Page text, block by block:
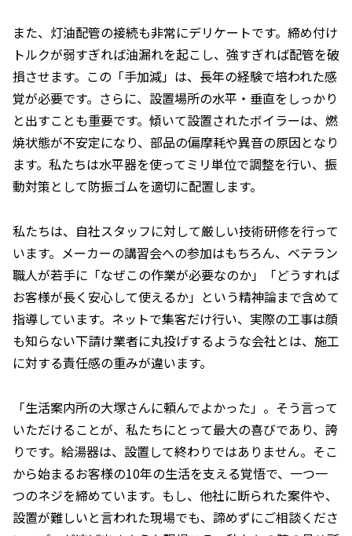
また、灯油配管の接続も非常にデリケートです。締め付け
トルクが弱すぎれば油漏れを起こし、強すぎれば配管を破
損させます。この「手加減」は、長年の経験で培われた感
覚が必要です。さらに、設置場所の水平・垂直をしっかり
と出すことも重要です。傾いて設置されたボイラーは、燃
焼状態が不安定になり、部品の偏摩耗や異音の原因となり
ます。私たちは水平器を使ってミリ単位で調整を行い、振
動対策として防振ゴムを適切に配置します。
私たちは、自社スタッフに対して厳しい技術研修を行って
います。メーカーの講習会への参加はもちろん、ベテラン
職人が若手に「なぜこの作業が必要なのか」「どうすれば
お客様が長く安心して使えるか」という精神論まで含めて
指導しています。ネットで集客だけ行い、実際の工事は顔
も知らない下請け業者に丸投げするような会社とは、施工
に対する責任感の重みが違います。
「生活案内所の大塚さんに頼んでよかった」。そう言って
いただけることが、私たちにとって最大の喜びであり、誇
りです。給湯器は、設置して終わりではありません。そこ
から始まるお客様の10年の生活を支える覚悟で、一つ一
つのネジを締めています。もし、他社に断られた案件や、
設置が難しいと言われた現場でも、諦めずにご相談くださ